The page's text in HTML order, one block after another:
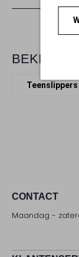
BEKIJK
Teenslippers
CONTACT
Maandag -